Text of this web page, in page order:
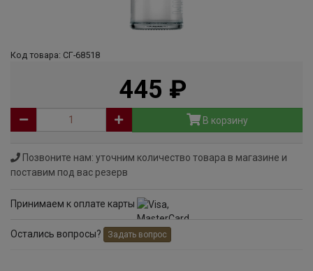
Код товара: СГ-68518
445
В корзину
Позвоните нам: уточним количество товара в магазине и
поставим под вас резерв
Принимаем к оплате карты
Остались вопросы? Задать вопрос